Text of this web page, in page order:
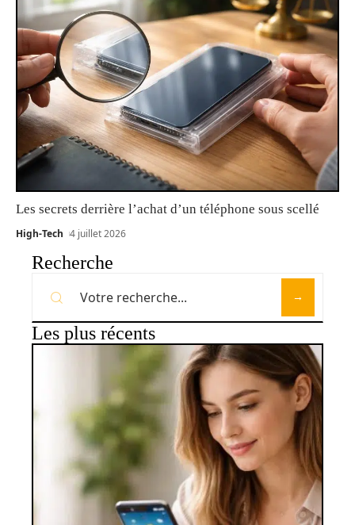
Les secrets derrière l’achat d’un téléphone sous scellé
High-Tech 4 juillet 2026
Recherche
Les plus récents